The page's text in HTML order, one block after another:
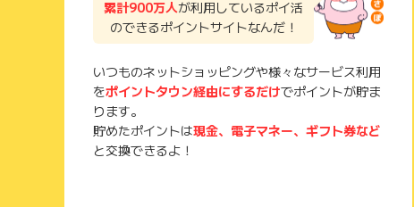
累計900万人が利用しているポイ活
のできるポイントサイトなんだ！
いつものネットショッピングや様々なサービス利用
をポイントタウン経由にするだけでポイントが貯ま
ります。
貯めたポイントは現金、電子マネー、ギフト券など
と交換できるよ！